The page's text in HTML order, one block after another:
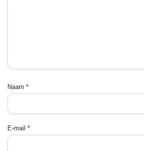
Naam *
E-mail *